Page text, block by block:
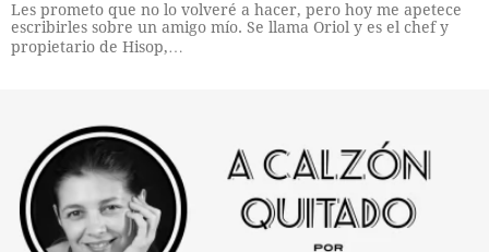
Les prometo que no lo volveré a hacer, pero hoy me apetece
escribirles sobre un amigo mío. Se llama Oriol y es el chef y
propietario de Hisop,…